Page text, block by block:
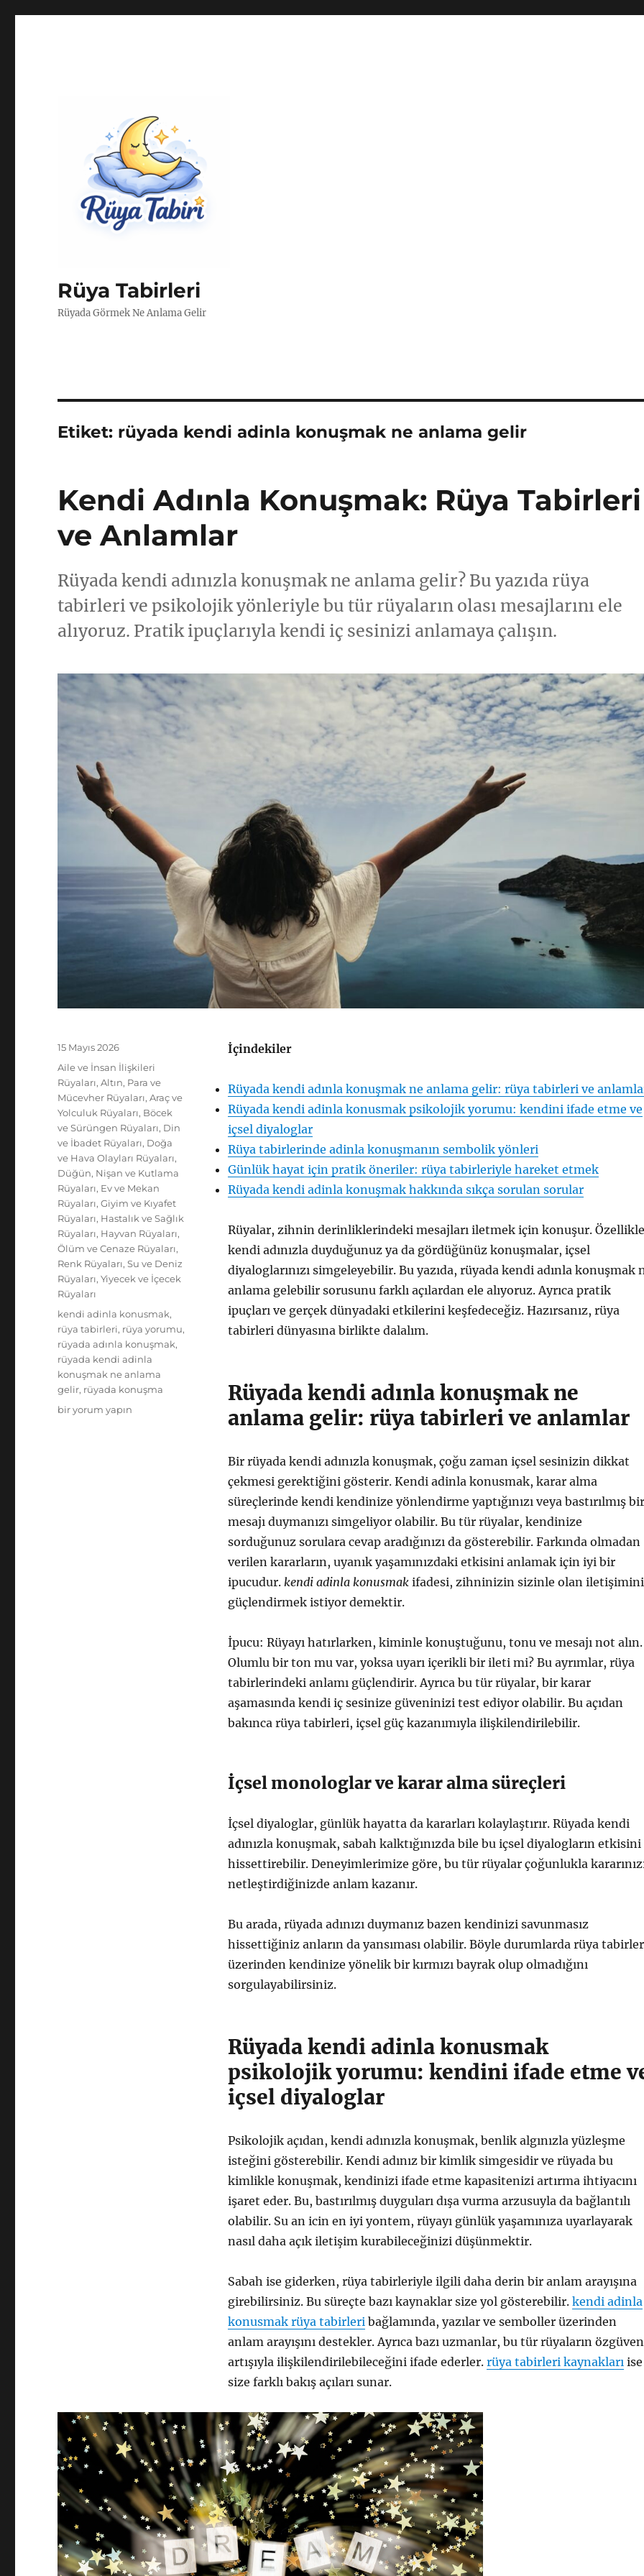
Rüya Tabirleri
Rüyada Görmek Ne Anlama Gelir
Etiket: rüyada kendi adinla konuşmak ne anlama gelir
Kendi Adınla Konuşmak: Rüya Tabirleri
ve Anlamlar
Rüyada kendi adınızla konuşmak ne anlama gelir? Bu yazıda rüya
tabirleri ve psikolojik yönleriyle bu tür rüyaların olası mesajlarını ele
alıyoruz. Pratik ipuçlarıyla kendi iç sesinizi anlamaya çalışın.
İçindekiler
Rüyada kendi adınla konuşmak ne anlama gelir: rüya tabirleri ve
Rüyada kendi adinla konusmak psikolojik yorumu: kendini ifade etme ve
içsel diyaloglar
Rüya tabirlerinde adinla konuşmanın sembolik yönleri
Günlük hayat için pratik öneriler: rüya tabirleriyle hareket etmek
Rüyada kendi adinla konuşmak hakkında sıkça sorulan sorular
Rüyalar, zihnin derinliklerindeki mesajları iletmek için konuşur. Özellikle
kendi adınızla duyduğunuz ya da gördüğünüz konuşmalar, içsel
diyaloglarınızı simgeleyebilir. Bu yazıda, rüyada kendi adınla konuşmak
anlama gelebilir sorusunu farklı açılardan ele alıyoruz. Ayrıca pratik
ipuçları ve gerçek dünyadaki etkilerini keşfedeceğiz. Hazırsanız, rüya
tabirleri dünyasına birlikte dalalım.
Rüyada kendi adınla konuşmak ne
anlama gelir: rüya tabirleri ve anlamlar
Bir rüyada kendi adınızla konuşmak, çoğu zaman içsel sesinizin dikkat
çekmesi gerektiğini gösterir. Kendi adinla konusmak, karar alma
süreçlerinde kendi kendinize yönlendirme yaptığınızı veya bastırılmış bir
mesajı duymanızı simgeliyor olabilir. Bu tür rüyalar, kendinize
sorduğunuz sorulara cevap aradığınızı da gösterebilir. Farkında olmadan
verilen kararların, uyanık yaşamınızdaki etkisini anlamak için iyi bir
ipucudur. kendi adinla konusmakifadesi, zihninizin sizinle olan iletişimini
güçlendirmek istiyor demektir.
İpucu: Rüyayı hatırlarken, kiminle konuştuğunu, tonu ve mesajı not alın.
Olumlu bir ton mu var, yoksa uyarı içerikli bir ileti mi? Bu ayrımlar, rüya
tabirlerindeki anlamı güçlendirir. Ayrıca bu tür rüyalar, bir karar
aşamasında kendi iç sesinize güveninizi test ediyor olabilir. Bu açıdan
bakınca rüya tabirleri, içsel güç kazanımıyla ilişkilendirilebilir.
İçsel monologlar ve karar alma süreçleri
İçsel diyaloglar, günlük hayatta da kararları kolaylaştırır. Rüyada kendi
adınızla konuşmak, sabah kalktığınızda bile bu içsel diyalogların etkisini
hissettirebilir. Deneyimlerimize göre, bu tür rüyalar çoğunlukla
netleştirdiğinizde anlam kazanır.
Bu arada, rüyada adınızı duymanız bazen kendinizi savunmasız
hissettiğiniz anların da yansıması olabilir. Böyle durumlarda rüya
üzerinden kendinize yönelik bir kırmızı bayrak olup olmadığını
sorgulayabilirsiniz.
Rüyada kendi adinla konusmak
psikolojik yorumu: kendini ifade etme
içsel diyaloglar
Psikolojik açıdan, kendi adınızla konuşmak, benlik algınızla yüzleşme
isteğini gösterebilir. Kendi adınız bir kimlik simgesidir ve rüyada bu
kimlikle konuşmak, kendinizi ifade etme kapasitenizi artırma ihtiyacını
işaret eder. Bu, bastırılmış duyguları dışa vurma arzusuyla da bağlantılı
olabilir. Su an icin en iyi yontem, rüyayı günlük yaşamınıza uyarlayarak
nasıl daha açık iletişim kurabileceğinizi düşünmektir.
Sabah ise giderken, rüya tabirleriyle ilgili daha derin bir anlam arayışına
girebilirsiniz. Bu süreçte bazı kaynaklar size yol gösterebilir. kendi adinla
konusmak rüya tabirleribağlamında, yazılar ve semboller üzerinden
anlam arayışını destekler. Ayrıca bazı uzmanlar, bu tür rüyaların özgüven
artışıyla ilişkilendirilebileceğini ifade ederler. rüya tabirleri kaynaklarıise
size farklı bakış açıları sunar.
Yayın
tarihi
15 Mayıs 2026
Kategoriler
Aile ve İnsan İlişkileri
Rüyaları,Altın, Para ve
Mücevher Rüyaları,Araç ve
Yolculuk Rüyaları, Böcek
ve Sürüngen Rüyaları, Din
ve İbadet Rüyaları, Doğa
ve Hava Olayları Rüyaları,
Düğün, Nişan ve Kutlama
Rüyaları, Ev ve Mekan
Rüyaları,Giyim ve Kıyafet
Rüyaları, Hastalık ve Sağlık
Rüyaları, Hayvan Rüyaları,
Ölüm ve Cenaze Rüyaları,
Renk Rüyaları,Su ve Deniz
Rüyaları,Yiyecek ve İçecek
Rüyaları
Etiketler
kendi adinla konusmak,
rüya tabirleri, rüya yorumu,
rüyada adınla konuşmak,
rüyada kendi adinla
konuşmak ne anlama
gelir, rüyada konuşma
Kendi
bir yorum yapın